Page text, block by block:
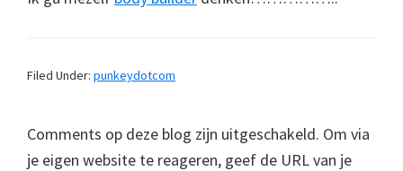
Filed Under: punkeydotcom
Comments op deze blog zijn uitgeschakeld. Om via
je eigen website te reageren, geef de URL van je